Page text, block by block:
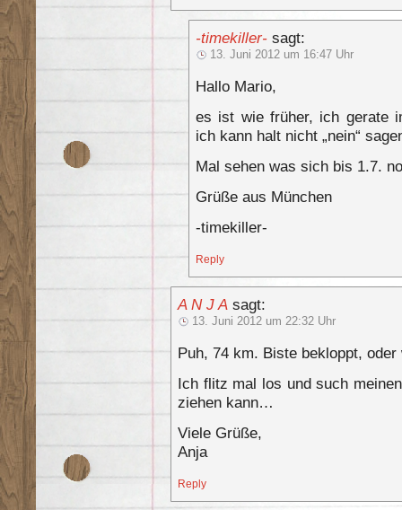
-timekiller- sagt:
13. Juni 2012 um 16:47 Uhr
Hallo Mario,
es ist wie früher, ich gerate
ich kann halt nicht „nein“
Mal sehen was sich bis 1.7.
Grüße aus München
-timekiller-
Reply
A N J A sagt:
13. Juni 2012 um 22:32 Uhr
Puh, 74 km. Biste bekloppt, oder
Ich flitz mal los und such
ziehen kann…
Viele Grüße,
Anja
Reply